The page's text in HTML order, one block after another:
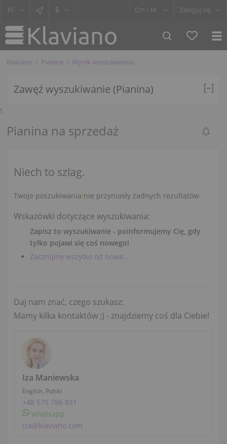
$ Cm / In Zaloguj się
Klaviano Pianina Wynik wyszukiwania
Zawęź wyszukiwanie (Pianina)
\
Pianina na sprzedaż
Niech to szlag.
Twoje poszukiwania nie przyniosły żadnych rezultatów.
Wskazówki dotyczące wyszukiwania:
Zapisz to wyszukiwanie - poinformujemy Cię, gdy
tylko pojawi się coś nowego!
Zacznijmy wszytko od nowa...
Daj nam znać, czego szukasz:
Mamy kilka kontaktów ;) - znajdziemy coś dla Ciebie!
Iza Maniewska
English, Polski
+48 575 786 831
whatsapp
iza@klaviano.com